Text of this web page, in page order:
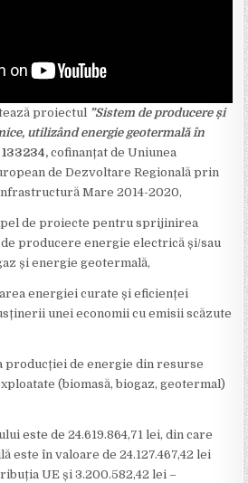
proiectul ”Sistem de producere și
utilizând energie geotermală în
133234,cofinanțat de Uniunea
de Dezvoltare Regională prin
Mare 2014-2020,
de proiecte pentru sprijinirea
producere energie electrică și/sau
și energie geotermală,
energiei curate și eficienței
unei economii cu emisii scăzute
producției de energie din resurse
(biomasă, biogaz, geotermal)
este de 24.619.864,71 lei, din care
este în valoare de 24.127.467,42 lei
UE și 3.200.582,42 lei –